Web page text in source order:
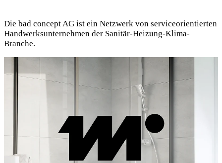
Die bad concept AG ist ein Netzwerk von serviceorientierten
Handwerksunternehmen der Sanitär-Heizung-Klima-
Branche.